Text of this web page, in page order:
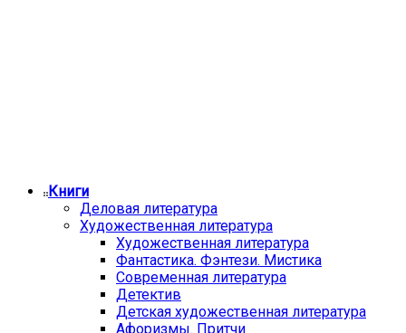
Книги
Деловая литература
Художественная литература
Художественная литература
Фантастика. Фэнтези. Мистика
Современная литература
Детектив
Детская художественная литература
Афоризмы. Притчи